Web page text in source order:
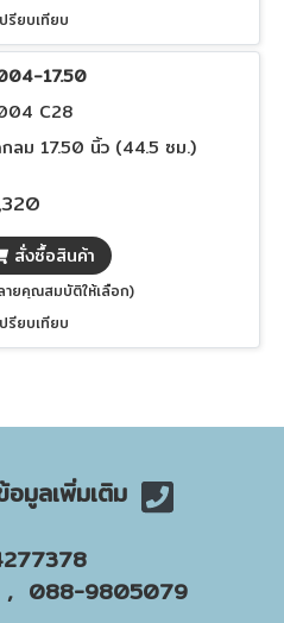
รียบเทียบ
17.50
C28
ลม 17.50 นิ้ว (44.5 ซม.)
สั่งซื้อสินค้า
ายคุณสมบัติให้เลือก)
รียบเทียบ
มูลเพิ่มเติม
, 088-9805079